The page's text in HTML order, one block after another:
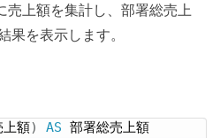
売上額を集計し、部署総売上
果を表示します。
上額) AS
部署総売上額